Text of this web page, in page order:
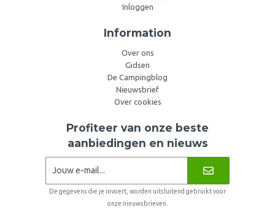
Inloggen
Information
Over ons
Gidsen
De Campingblog
Nieuwsbrief
Over cookies
Profiteer van onze beste
aanbiedingen en nieuws
De gegevens die je invoert, worden uitsluitend gebruikt voor
onze nieuwsbrieven.